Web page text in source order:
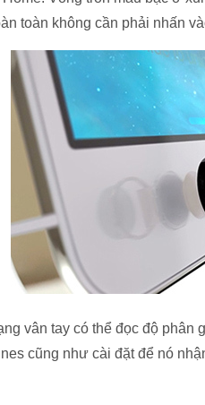
toàn không cần phải nhấn
vân tay có thể đọc độ
cũng như cài đặt để nó